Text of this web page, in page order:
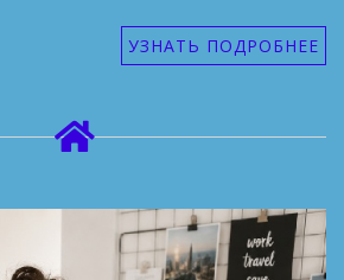
УЗНАТЬ ПОДРОБНЕЕ